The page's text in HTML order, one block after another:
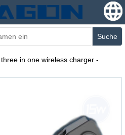
Suche
in one wireless charger -